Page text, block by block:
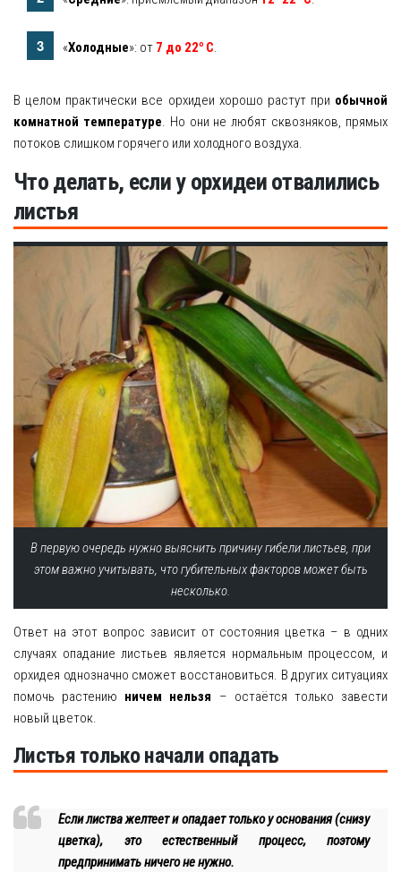
«Холодные»: от 7 до 22о С.
В целом практически все орхидеи хорошо растут при обычной
комнатной температуре. Но они не любят сквозняков, прямых
потоков слишком горячего или холодного воздуха.
Что делать, если у орхидеи отвалились
листья
В первую очередь нужно выяснить причину гибели листьев, при
этом важно учитывать, что губительных факторов может быть
несколько.
Ответ на этот вопрос зависит от состояния цветка – в одних
случаях опадание листьев является нормальным процессом, и
орхидея однозначно сможет восстановиться. В других ситуациях
помочь растению ничем нельзя – остаётся только завести
новый цветок.
Листья только начали опадать
Если листва желтеет и опадает только у основания (снизу
цветка), это естественный процесс, поэтому
предпринимать ничего не нужно.